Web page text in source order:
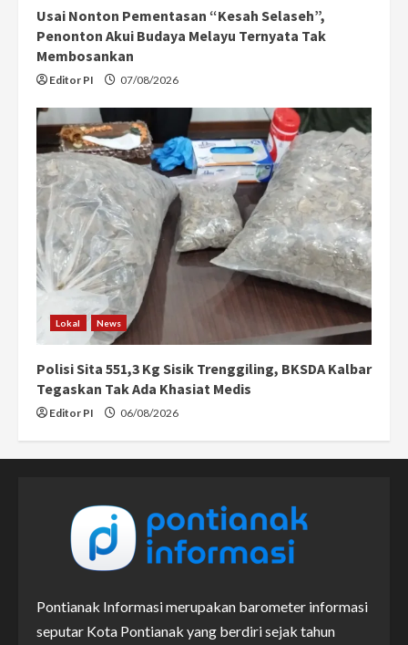
Usai Nonton Pementasan “Kesah Selaseh”,
Penonton Akui Budaya Melayu Ternyata Tak
Membosankan
Editor PI 07/08/2026
Lokal News
Polisi Sita 551,3 Kg Sisik Trenggiling, BKSDA Kalbar
Tegaskan Tak Ada Khasiat Medis
Editor PI 06/08/2026
Pontianak Informasi merupakan barometer informasi
seputar Kota Pontianak yang berdiri sejak tahun